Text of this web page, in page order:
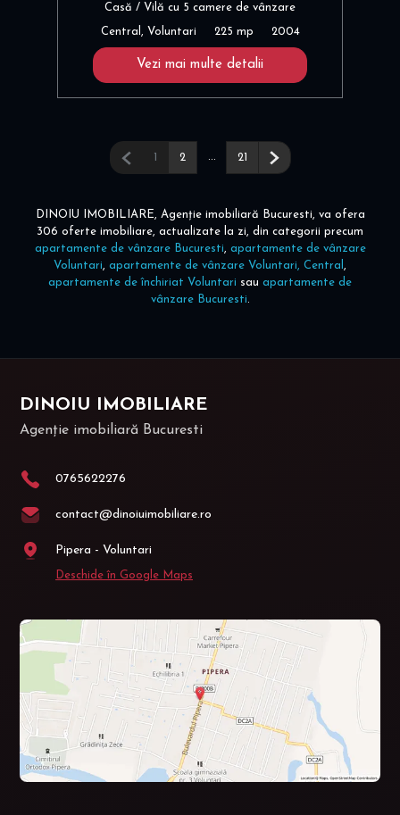
Casă / Vilă cu 5 camere de vânzare
Central, Voluntari 225 mp 2004
Vezi mai multe detalii
Pagina anterioară
1 2 ... 21 Pagina următoare
DINOIU IMOBILIARE, Agenție imobiliară Bucuresti, va ofera
306 oferte imobiliare, actualizate la zi, din categorii precum
apartamente de vânzare Bucuresti, apartamente de vânzare
Voluntari, apartamente de vânzare Voluntari, Central ,
apartamente de închiriat Voluntari sau apartamente de
vânzare Bucuresti.
DINOIU IMOBILIARE
Agenție imobiliară Bucuresti
0765622276
contact@dinoiuimobiliare.ro
Pipera - Voluntari
Deschide în Google Maps